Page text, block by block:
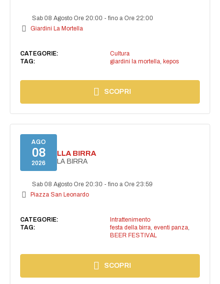
Sab 08 Agosto Ore 20:00 -fino a Ore 22:00
Giardini La Mortella
CATEGORIE:
Cultura
TAG:
giardini la mortella, kepos
SCOPRI
AGO
08
2026
FESTA DELLA BIRRA
FESTA DELLA BIRRA
Sab 08 Agosto Ore 20:30 -fino a Ore 23:59
Piazza San Leonardo
CATEGORIE:
Intrattenimento
TAG:
festa della birra, eventi panza,
BEER FESTIVAL
SCOPRI